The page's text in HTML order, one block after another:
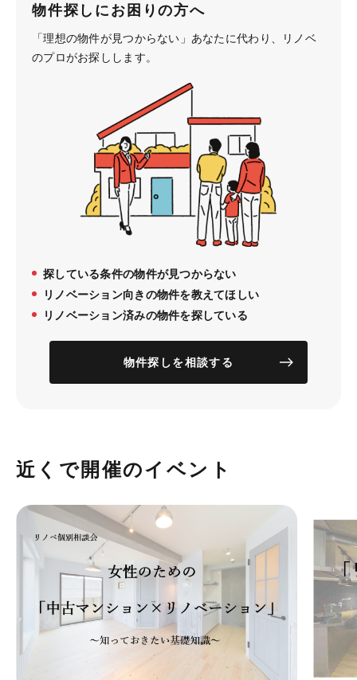
物件探しにお困りの方へ
「理想の物件が見つからない」あなたに代わり、
リノベ
のプロがお探しします。
探している条件の物件が見つからない
リノベーション向きの物件を教えてほしい
リノベーション済みの物件を探している
物件探しを相談する
近くで開催のイベント